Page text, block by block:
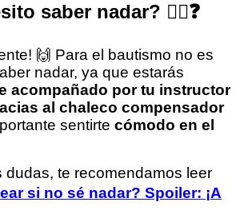
saber nadar? 🏊‍♂️❓
🙌 Para el bautismo no es
nadar, ya que estarás
acompañado por tu instructor
al chaleco compensador
sentirte cómodo en el
dudas, te recomendamos leer
si no sé nadar? Spoiler: ¡A